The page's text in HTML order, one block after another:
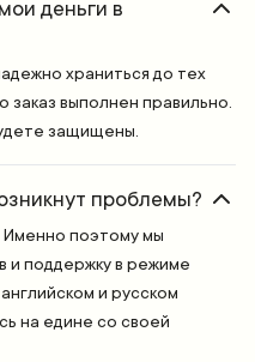
деньги в
храниться до тех
заказ выполнен правильно.
защищены.
проблемы?
Именно поэтому мы
и поддержку в режиме
и русском
на едине со своей